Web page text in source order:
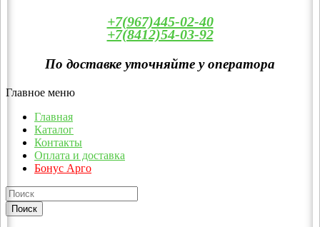
+7(967)445-02-40
+7(8412)54-03-92
По доставке уточняйте у оператора
Главное меню
Главная
Каталог
Контакты
Оплата и доставка
Бонус Арго